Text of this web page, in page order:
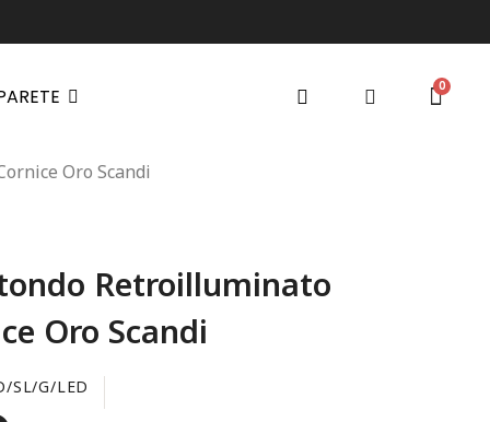
Oro Scandi
Retroilluminato
Oro Scandi
SL/G/LED